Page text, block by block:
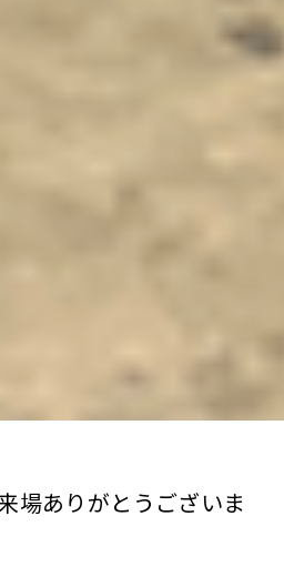
場ありがとうございま